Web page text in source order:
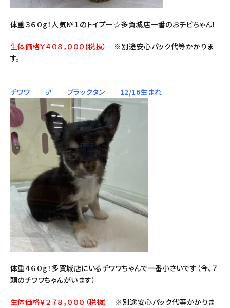
体重３６０g！人気№１のトイプー☆多賀城店一番のおチビちゃん！
生体価格￥４０８，０００(税抜）
※別途安心パック代等かかりま
す。
チワワ ♂ ブラックタン 12/16生まれ
体重４６０g！多賀城店にいるチワワちゃんで一番小さいです（今、７
頭のチワワちゃんがいます）
生体価格￥２７８，０００（税抜） ※別途安心パック代等かかりま